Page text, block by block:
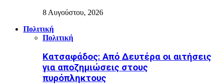
8 Αυγούστου, 2026
Πολιτική
Πολιτική
Κατσαφάδος: Από Δευτέρα οι αιτήσεις
για αποζημιώσεις στους
πυρόπληκτους